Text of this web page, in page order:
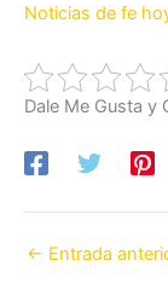
Noticias de fe
Dale Me Gusta y
← Entrada